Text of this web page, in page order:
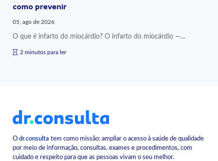
como prevenir
05, ago de 2026
O que é infarto do miocárdio? O infarto do miocárdio —...
2 minutos para ler
Odr.consulta tem como missão: ampliar o acesso à saúde de qualidade
por meio de informação, consultas, exames e procedimentos, com
cuidado e respeito para que as pessoas vivam o seu melhor.